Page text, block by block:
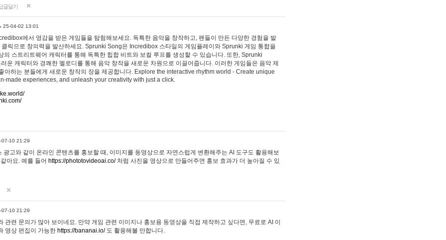
글달기
25-04-02 13:01
에서 영감을 받은 게임들을 탐험해보세요. 독특한 음악을 창작하고, 팬들이 만든 다양한 경험을 발
클릭으로 창의력을 발산하세요. Sprunki Song은 Incredibox 스타일의 게임플레이와 Sprunki 게임 통합을
의 스트리트웨어 캐릭터를 통해 독특한 힙합 비트와 보컬 루프를 생성할 수 있습니다. 또한, Sprunki
운 캐릭터와 경쾌한 멜로디를 통해 음악 창작을 새로운 차원으로 이끌어줍니다. 이러한 게임들은 음악 제
아하는 분들에게 새로운 창작의 장을 제공합니다. Explore the interactive rhythm world - Create unique
made experiences, and unleash your creativity with just a click.
07-10 21:29
광고와 같이 온라인 콘텐츠를 홍보할 때, 이미지를 동영상으로 자연스럽게 변환해주는 AI 도구도 활용해보
아요. 예를 들어 https://phototovideoai.co/처럼 사진을 영상으로 만들어주면 홍보 효과가 더 높아질 수 있
07-10 21:29
관련 문의가 많아 보이네요. 만약 게임 관련 이미지나 홍보용 동영상을 직접 제작하고 싶다면, 무료로 AI 이
영상 편집이 가능한 https://bananai.io/도 활용해볼 만합니다.